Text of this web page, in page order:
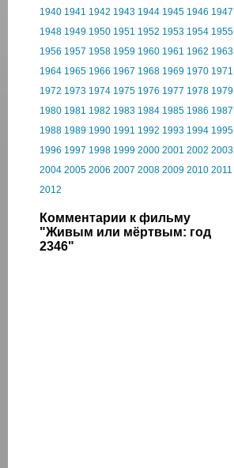
1940 1941 1942 1943 1944 1945 1946 1947
1948 1949 1950 1951 1952 1953 1954 1955
1956 1957 1958 1959 1960 1961 1962 1963
1964 1965 1966 1967 1968 1969 1970 1971
1972 1973 1974 1975 1976 1977 1978 1979
1980 1981 1982 1983 1984 1985 1986 1987
1988 1989 1990 1991 1992 1993 1994 1995
1996 1997 1998 1999 2000 2001 2002 2003
2004 2005 2006 2007 2008 2009 2010 2011
2012
Комментарии к фильму
"Живым или мёртвым: год
2346"